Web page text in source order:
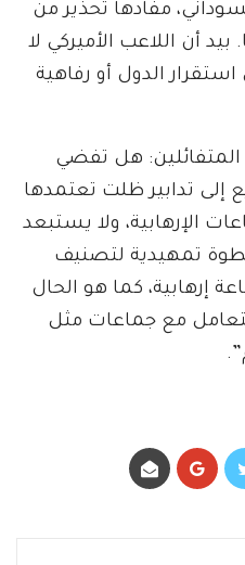
مفادها تحذير من
أن اللاعب الأميركي لا
الدول أو رفاهية
المتفائلين: هل تفضي
إلى تدابير ظلت تعتمدها
الإرهابية، ولا يستبعد
تمهيدية لتصنيف
إرهابية، كما هو الحال
مع جماعات مثل